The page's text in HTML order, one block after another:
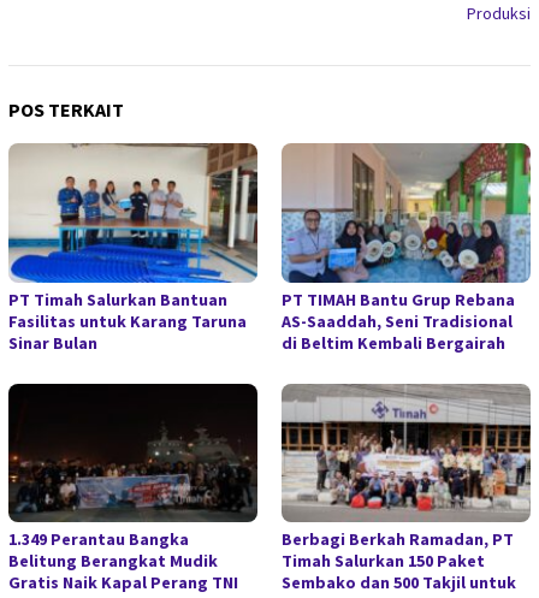
Produksi
POS TERKAIT
PT Timah Salurkan Bantuan
Fasilitas untuk Karang Taruna
Sinar Bulan
PT TIMAH Bantu Grup Rebana
AS-Saaddah, Seni Tradisional
di Beltim Kembali Bergairah
1.349 Perantau Bangka
Belitung Berangkat Mudik
Gratis Naik Kapal Perang TNI
Berbagi Berkah Ramadan, PT
Timah Salurkan 150 Paket
Sembako dan 500 Takjil untuk